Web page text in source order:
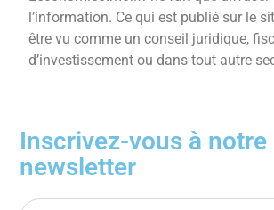
l’information. Ce qui est publié sur le
être vu comme un conseil juridique,
d’investissement ou dans tout autre
Inscrivez-vous à notre
newsletter